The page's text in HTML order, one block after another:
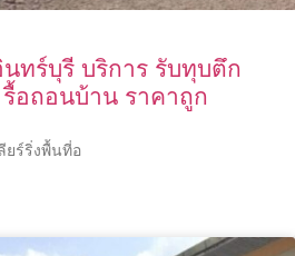
ทร์บุรี บริการ รับทุบตึก
อถอนบ้าน ราคาถูก
ยร์ริ่งพื้นที่อ